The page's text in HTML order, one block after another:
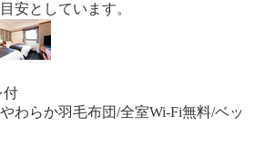
安としています。
付
わらか羽毛布団/全室Wi-Fi無料/ベッ